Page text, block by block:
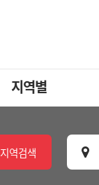
지역별
지역검색